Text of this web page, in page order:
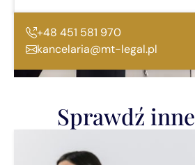
+48 451 581 970
kancelaria@mt-legal.pl
Sprawdź inne